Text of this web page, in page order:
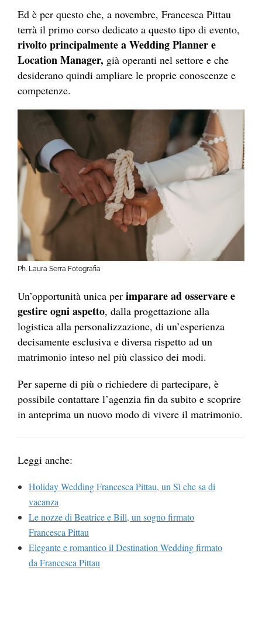
Ed è per questo che, a novembre, Francesca Pittau
terrà il primo corso dedicato a questo tipo di evento,
rivolto principalmente a Wedding Planner e
Location Manager, già operanti nel settore e che
desiderano quindi ampliare le proprie conoscenze e
competenze.
Ph. Laura Serra Fotografia
Un’opportunità unica per imparare ad osservare e
gestire ogni aspetto, dalla progettazione alla
logistica alla personalizzazione, di un’esperienza
decisamente esclusiva e diversa rispetto ad un
matrimonio inteso nel più classico dei modi.
Per saperne di più o richiedere di partecipare, è
possibile contattare l’agenzia fin da subito e scoprire
in anteprima un nuovo modo di vivere il matrimonio.
Leggi anche:
Holiday Wedding Francesca Pittau, un Sì che sa di
vacanza
Le nozze di Beatrice e Bill, un sogno firmato
Francesca Pittau
Elegante e romantico il Destination Wedding firmato
da Francesca Pittau